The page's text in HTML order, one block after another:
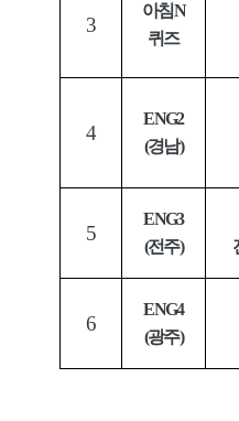
3
아침N
퀴즈
4
ENG2
(경남)
5
ENG3
(전주)
6
ENG4
(광주)